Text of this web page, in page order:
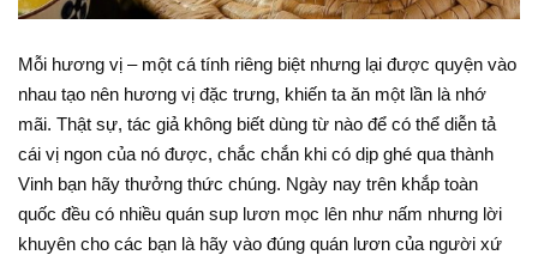
Mỗi hương vị – một cá tính riêng biệt nhưng lại được quyện vào
nhau tạo nên hương vị đặc trưng, khiến ta ăn một lần là nhớ
mãi. Thật sự, tác giả không biết dùng từ nào để có thể diễn tả
cái vị ngon của nó được, chắc chắn khi có dịp ghé qua thành
Vinh bạn hãy thưởng thức chúng. Ngày nay trên khắp toàn
quốc đều có nhiều quán sup lươn mọc lên như nấm nhưng lời
khuyên cho các bạn là hãy vào đúng quán lươn của người xứ